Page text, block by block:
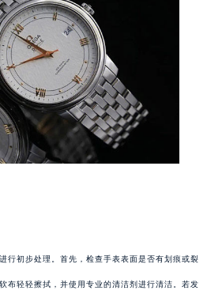
行初步处理。首先，检查手表表面是否有划痕或裂
布轻轻擦拭，并使用专业的清洁剂进行清洁。若发